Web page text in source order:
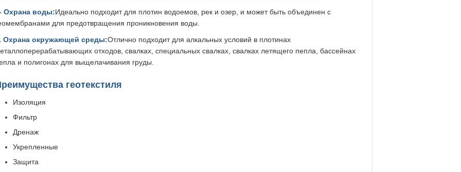
Охрана воды:Идеально подходит для плотин водоемов, рек и озер, и может быть объединен с
для предотвращения проникновения воды.
Охрана окружающей среды:Отлично подходит для алкальных условий в плотинах
отходов, свалках, специальных свалках, свалках летящего пепла, бассейнах
и полигонах для выщелачивания груды.
геотекстиля
Изоляция
Фильтр
Дренаж
Укрепленные
Защита